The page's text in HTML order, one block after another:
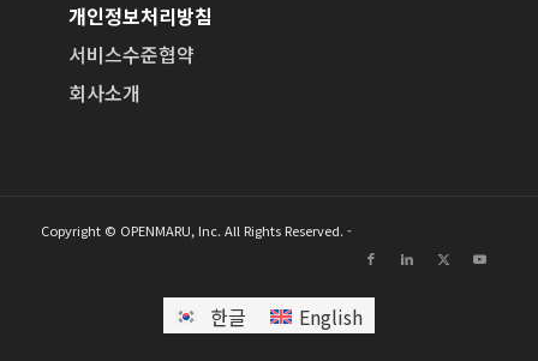
개인정보처리방침
서비스수준협약
회사소개
Copyright © OPENMARU, Inc. All Rights Reserved. -
한글 English